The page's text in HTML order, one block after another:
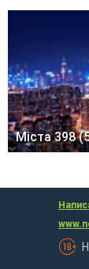
Міста 398